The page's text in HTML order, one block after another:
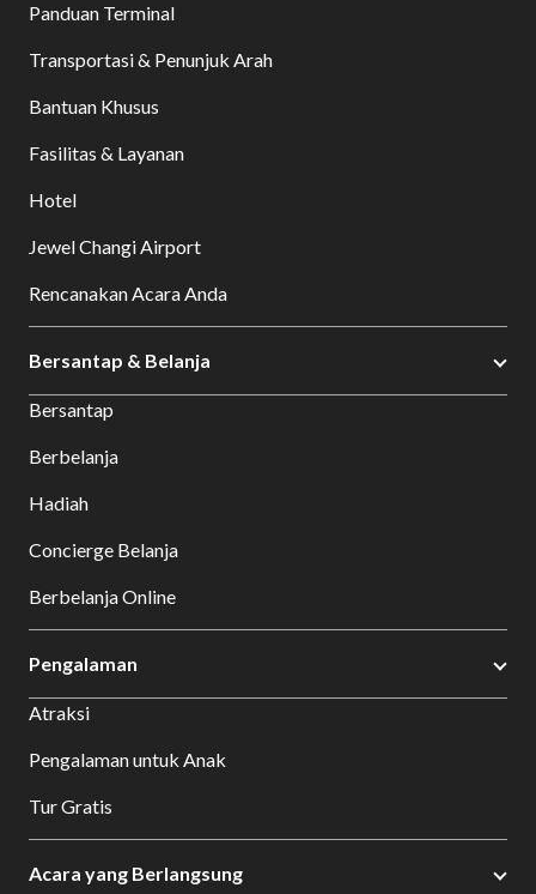
Panduan Terminal
Transportasi & Penunjuk Arah
Bantuan Khusus
Fasilitas & Layanan
Hotel
Jewel Changi Airport
Rencanakan Acara Anda
Bersantap & Belanja
Bersantap
Berbelanja
Hadiah
Concierge Belanja
Berbelanja Online
Pengalaman
Atraksi
Pengalaman untuk Anak
Tur Gratis
Acara yang Berlangsung